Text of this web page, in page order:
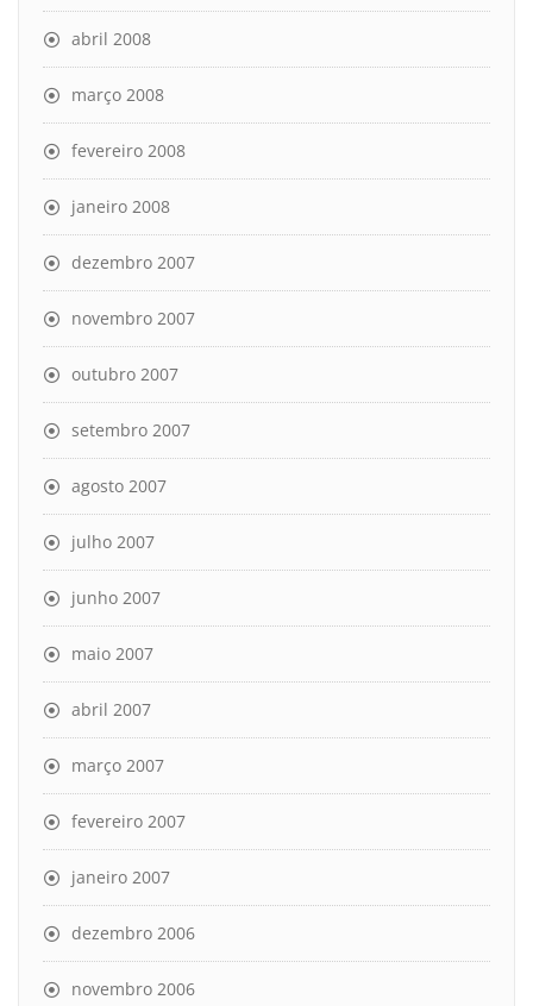
abril 2008
março 2008
fevereiro 2008
janeiro 2008
dezembro 2007
novembro 2007
outubro 2007
setembro 2007
agosto 2007
julho 2007
junho 2007
maio 2007
abril 2007
março 2007
fevereiro 2007
janeiro 2007
dezembro 2006
novembro 2006